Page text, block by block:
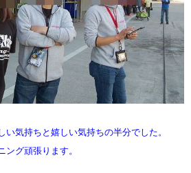
い気持ちと嬉しい気持ちの半分でした。
グ頑張ります。